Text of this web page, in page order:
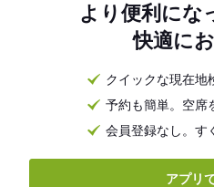
より便利にな
快適に
クイックな現在地
予約も簡単。空席
会員登録なし。す
アプリ